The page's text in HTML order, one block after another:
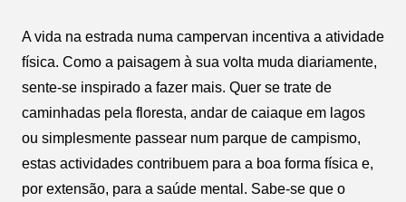
A vida na estrada numa campervan incentiva a atividade
física. Como a paisagem à sua volta muda diariamente,
sente-se inspirado a fazer mais. Quer se trate de
caminhadas pela floresta, andar de caiaque em lagos
ou simplesmente passear num parque de campismo,
estas actividades contribuem para a boa forma física e,
por extensão, para a saúde mental. Sabe-se que o